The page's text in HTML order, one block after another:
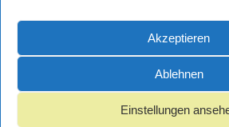
Akzeptieren
Ablehnen
Einstellungen
Impressum und
© 2018 - 2025 malergraßl GmbH -